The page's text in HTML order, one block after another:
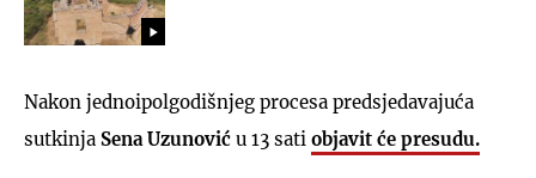
Nakon jednoipolgodišnjeg procesa predsjedavajuća
sutkinja Sena Uzunović u 13 sati objavit će presudu.